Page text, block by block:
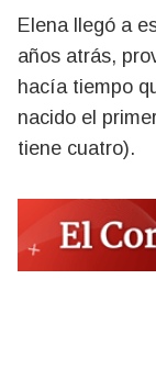
Elena llegó a
años atrás,
hacía tiempo
nacido el
tiene cuatro).